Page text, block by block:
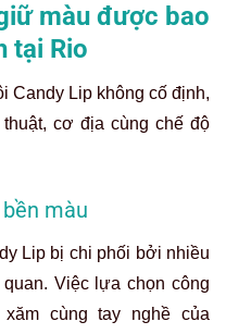
màu được bao
tại Rio
Candy Lip không cố định,
cơ địa cùng chế độ
màu
Lip bị chi phối bởi nhiều
Việc lựa chọn công
cùng tay nghề của